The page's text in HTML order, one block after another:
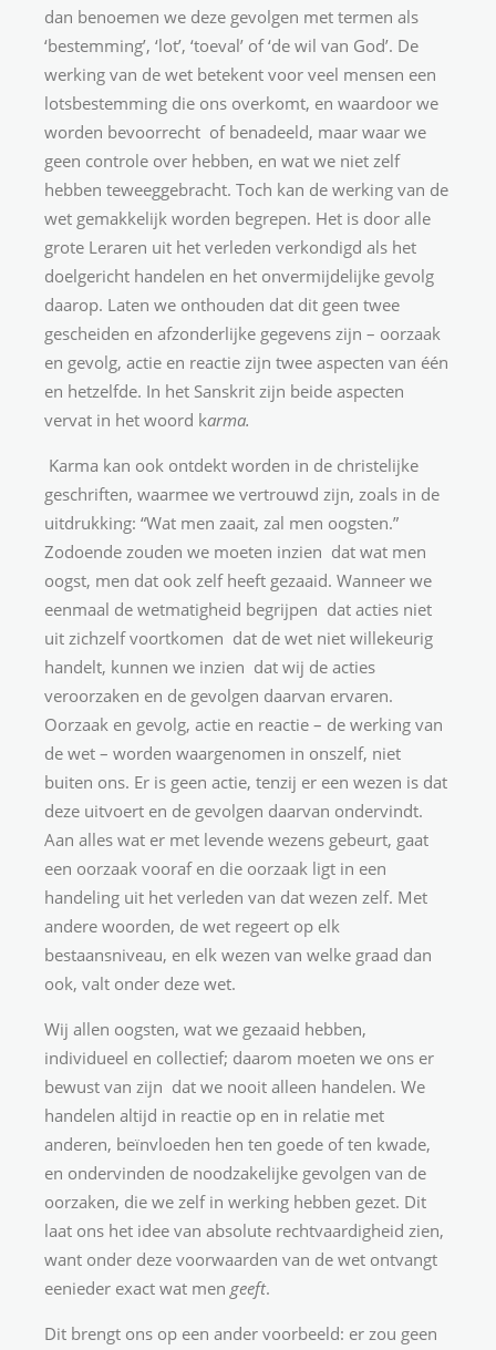
dan benoemen we deze gevolgen met termen als
‘bestemming’, ‘lot’, ‘toeval’ of ‘de wil van God’. De
werking van de wet betekent voor veel mensen een
lotsbestemming die ons overkomt, en waardoor we
worden bevoorrecht of benadeeld, maar waar we
geen controle over hebben, en wat we niet zelf
hebben teweeggebracht. Toch kan de werking van de
wet gemakkelijk worden begrepen. Het is door alle
grote Leraren uit het verleden verkondigd als het
doelgericht handelen en het onvermijdelijke gevolg
daarop. Laten we onthouden dat dit geen twee
gescheiden en afzonderlijke gegevens zijn – oorzaak
en gevolg, actie en reactie zijn twee aspecten van één
en hetzelfde. In het Sanskrit zijn beide aspecten
vervat in het woord karma.
Karma kan ook ontdekt worden in de christelijke
geschriften, waarmee we vertrouwd zijn, zoals in de
uitdrukking: “Wat men zaait, zal men oogsten.”
Zodoende zouden we moeten inzien dat wat men
oogst, men dat ook zelf heeft gezaaid. Wanneer we
eenmaal de wetmatigheid begrijpen dat acties niet
uit zichzelf voortkomen dat de wet niet willekeurig
handelt, kunnen we inzien dat wij de acties
veroorzaken en de gevolgen daarvan ervaren.
Oorzaak en gevolg, actie en reactie – de werking van
de wet – worden waargenomen in onszelf, niet
buiten ons. Er is geen actie, tenzij er een wezen is dat
deze uitvoert en de gevolgen daarvan ondervindt.
Aan alles wat er met levende wezens gebeurt, gaat
een oorzaak vooraf en die oorzaak ligt in een
handeling uit het verleden van dat wezen zelf. Met
andere woorden, de wet regeert op elk
bestaansniveau, en elk wezen van welke graad dan
ook, valt onder deze wet.
Wij allen oogsten, wat we gezaaid hebben,
individueel en collectief; daarom moeten we ons er
bewust van zijn dat we nooit alleen handelen. We
handelen altijd in reactie op en in relatie met
anderen, beïnvloeden hen ten goede of ten kwade,
en ondervinden de noodzakelijke gevolgen van de
oorzaken, die we zelf in werking hebben gezet. Dit
laat ons het idee van absolute rechtvaardigheid zien,
want onder deze voorwaarden van de wet ontvangt
eenieder exact wat men geeft.
Dit brengt ons op een ander voorbeeld: er zou geen